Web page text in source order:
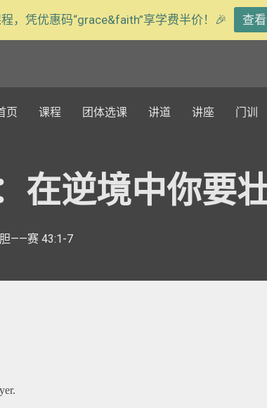
页 课程 团体选课 讲道 讲座 门训
在逆境中你要
——赛 43:1-7
，凭优惠码“grace&faith”享学费半价！🎉 查